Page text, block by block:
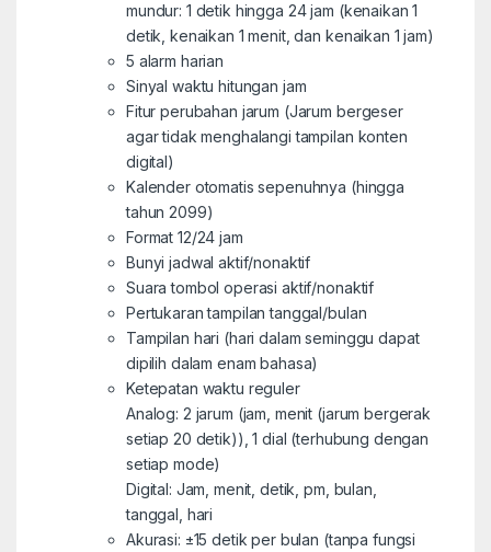
mundur: 1 detik hingga 24 jam (kenaikan 1
detik, kenaikan 1 menit, dan kenaikan 1 jam)
5 alarm harian
Sinyal waktu hitungan jam
Fitur perubahan jarum (Jarum bergeser
agar tidak menghalangi tampilan konten
digital)
Kalender otomatis sepenuhnya (hingga
tahun 2099)
Format 12/24 jam
Bunyi jadwal aktif/nonaktif
Suara tombol operasi aktif/nonaktif
Pertukaran tampilan tanggal/bulan
Tampilan hari (hari dalam seminggu dapat
dipilih dalam enam bahasa)
Ketepatan waktu reguler
Analog: 2 jarum (jam, menit (jarum bergerak
setiap 20 detik)), 1 dial (terhubung dengan
setiap mode)
Digital: Jam, menit, detik, pm, bulan,
tanggal, hari
Akurasi: ±15 detik per bulan (tanpa fungsi